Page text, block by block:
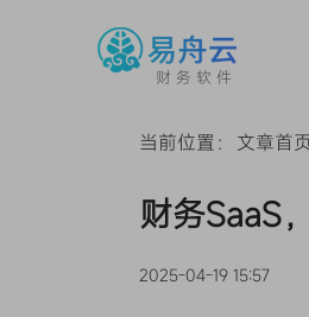
财务软件
当前位置： 文章首
财务SaaS
2025-04-19 15:57